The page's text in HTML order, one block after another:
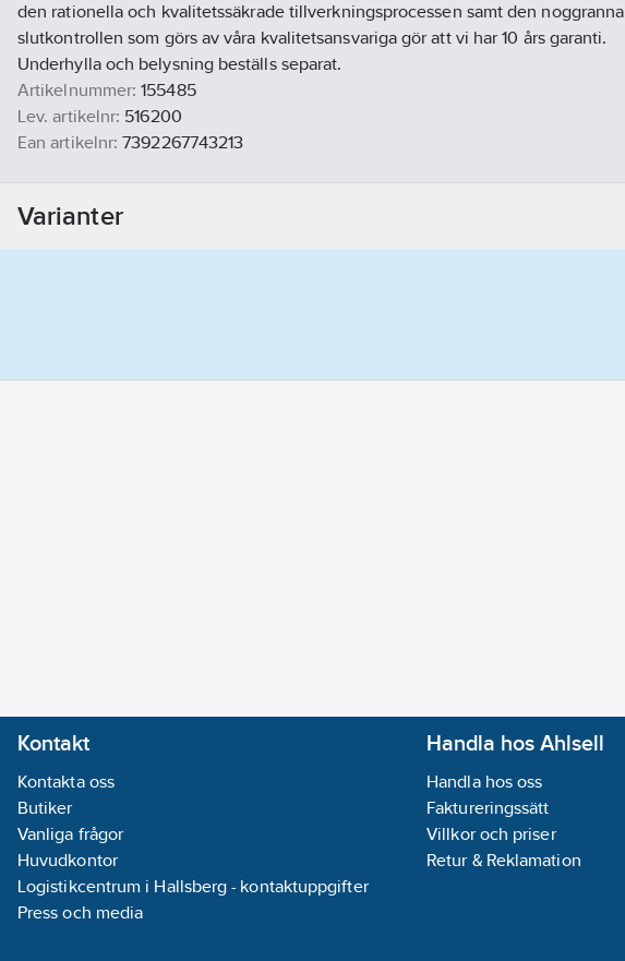
den rationella och kvalitetssäkrade tillverkningsprocessen samt den noggranna
slutkontrollen som görs av våra kvalitetsansvariga gör att vi har 10 års garanti.
Underhylla och belysning beställs separat.
Artikelnummer: 155485
Lev. artikelnr: 516200
Ean artikelnr: 7392267743213
Varianter
Kontakt
Kontakta oss
Butiker
Vanliga frågor
Huvudkontor
Logistikcentrum i Hallsberg - kontaktuppgifter
Press och media
Handla hos Ahlsell
Handla hos oss
Faktureringssätt
Villkor och priser
Retur & Reklamation